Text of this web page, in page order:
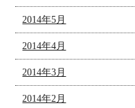
2014年5月
2014年4月
2014年3月
2014年2月